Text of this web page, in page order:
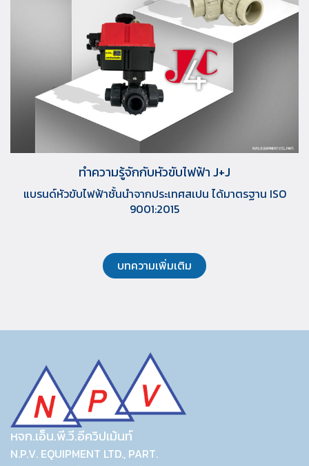
ทำความรู้จักกับหัวขับไฟฟ้า J+J
แบรนด์หัวขับไฟฟ้าชั้นนำจากประเทศสเปน ได้มาตรฐาน ISO
9001:2015
บทความเพิ่มเติม
หจก.เอ็น.พี.วี.อีควิปเม้นท์
N.P.V. EQUIPMENT LTD., PART.